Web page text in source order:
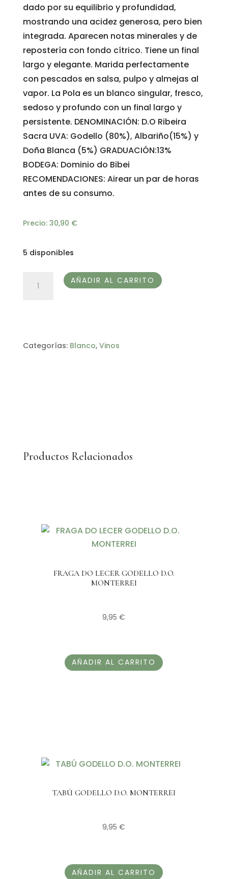
dado por su equilibrio y profundidad,
mostrando una acidez generosa, pero bien
integrada. Aparecen notas minerales y de
repostería con fondo cítrico. Tiene un final
largo y elegante. Marida perfectamente
con pescados en salsa, pulpo y almejas al
vapor. La Pola es un blanco singular, fresco,
sedoso y profundo con un final largo y
persistente. DENOMINACIÓN: D.O Ribeira
Sacra UVA: Godello (80%), Albariño(15%) y
Doña Blanca (5%) GRADUACIÓN:13%
BODEGA: Dominio do Bibei
RECOMENDACIONES: Airear un par de horas
antes de su consumo.
Precio: 30,90 €
5 disponibles
cantidad
AÑADIR AL CARRITO
Categorías: Blanco, Vinos
Productos Relacionados
FRAGA DO LECER GODELLO D.O.
MONTERREI
9,95€
AÑADIR AL CARRITO
TABÚ GODELLO D.O. MONTERREI
9,95€
AÑADIR AL CARRITO